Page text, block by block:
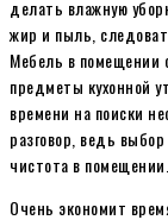
делать влажную
жир и пыль,
Мебель в помещении
предметы кухонной
времени на поиски
разговор, ведь
чистота в помещении.
Очень экономит